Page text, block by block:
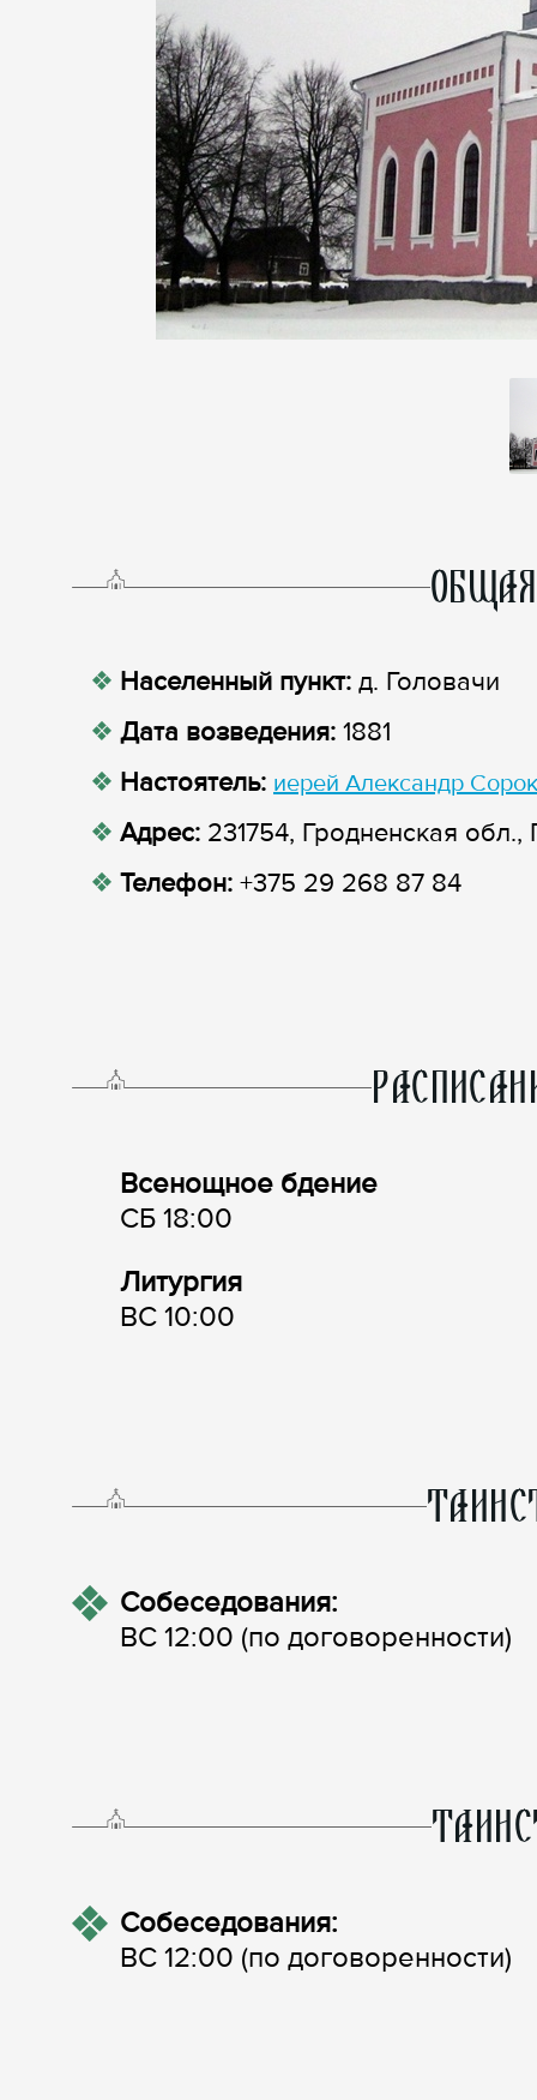
Населенный пункт: д. Головачи
Дата возведения: 1881
Настоятель: иерей Александр
Адрес: 231754, Гродненская
Телефон: +375 29 268 87 84
Всенощное бдение
СБ 18:00
Литургия
ВС 10:00
Собеседования:
ВС 12:00 (по договоренности)
Собеседования:
ВС 12:00 (по договоренности)